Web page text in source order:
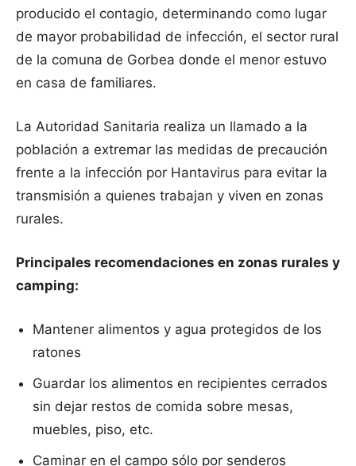
producido el contagio, determinando como lugar
de mayor probabilidad de infección, el sector rural
de la comuna de Gorbea donde el menor estuvo
en casa de familiares.
La Autoridad Sanitaria realiza un llamado a la
población a extremar las medidas de precaución
frente a la infección por Hantavirus para evitar la
transmisión a quienes trabajan y viven en zonas
rurales.
Principales recomendaciones en zonas rurales y
camping:
Mantener alimentos y agua protegidos de los
ratones
Guardar los alimentos en recipientes cerrados
sin dejar restos de comida sobre mesas,
muebles, piso, etc.
Caminar en el campo sólo por senderos